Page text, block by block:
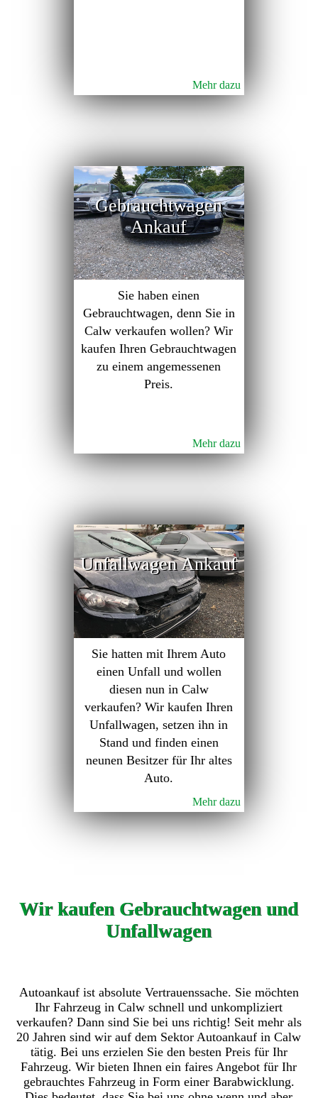
Mehr dazu
Gebrauchtwagen
Ankauf
Sie haben einen
Gebrauchtwagen, denn Sie in
Calw verkaufen wollen? Wir
kaufen Ihren Gebrauchtwagen
zu einem angemessenen
Preis.
Mehr dazu
Unfallwagen Ankauf
Sie hatten mit Ihrem Auto
einen Unfall und wollen
diesen nun in Calw
verkaufen? Wir kaufen Ihren
Unfallwagen, setzen ihn in
Stand und finden einen
neunen Besitzer für Ihr altes
Auto.
Mehr dazu
Wir kaufen Gebrauchtwagen und
Unfallwagen
Autoankauf ist absolute Vertrauenssache. Sie möchten
Ihr Fahrzeug in Calw schnell und unkompliziert
verkaufen? Dann sind Sie bei uns richtig! Seit mehr als
20 Jahren sind wir auf dem Sektor Autoankauf in Calw
tätig. Bei uns erzielen Sie den besten Preis für Ihr
Fahrzeug. Wir bieten Ihnen ein faires Angebot für Ihr
gebrauchtes Fahrzeug in Form einer Barabwicklung.